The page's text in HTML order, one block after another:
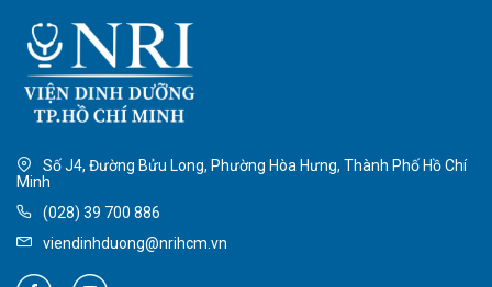
Số J4, Đường Bửu Long, Phường Hòa Hưng, Thành Phố Hồ Chí
Minh
(028) 39 700 886
viendinhduong@nrihcm.vn